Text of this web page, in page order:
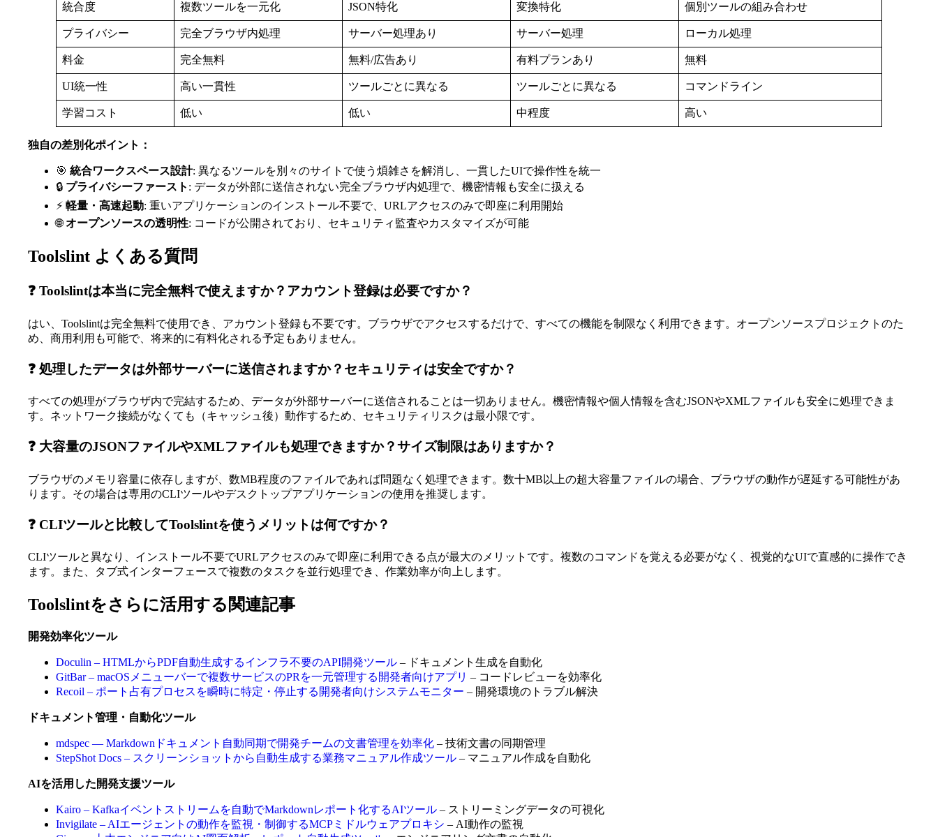
統合度 複数ツールを一元化 JSON特化 変換特化 個別ツールの組み合わせ
プライバシー 完全ブラウザ内処理 サーバー処理あり サーバー処理 ローカル処理
料金 完全無料 無料/広告あり 有料プランあり 無料
UI統一性 高い一貫性 ツールごとに異なる ツールごとに異なる コマンドライン
学習コスト 低い 低い 中程度 高い
独自の差別化ポイント：
🎯 統合ワークスペース設計: 異なるツールを別々のサイトで使う煩雑さを解消し、一貫したUIで操作性を統一
🔒 プライバシーファースト : データが外部に送信されない完全ブラウザ内処理で、機密情報も安全に扱える
⚡ 軽量・高速起動: 重いアプリケーションのインストール不要で、URLアクセスのみで即座に利用開始
🌐オープンソースの透明性: コードが公開されており、セキュリティ監査やカスタマイズが可能
Toolslint よくある質問
❓ Toolslintは本当に完全無料で使えますか？アカウント登録は必要ですか？
はい、Toolslintは完全無料で使用でき、アカウント登録も不要です。ブラウザでアクセスするだけで、すべての機能を制限なく利用できます。オープンソースプロジェクトのた
め、商用利用も可能で、将来的に有料化される予定もありません。
❓ 処理したデータは外部サーバーに送信されますか？セキュリティは安全ですか？
すべての処理がブラウザ内で完結するため、データが外部サーバーに送信されることは一切ありません。機密情報や個人情報を含むJSONやXMLファイルも安全に処理できま
す。ネットワーク接続がなくても（キャッシュ後）動作するため、セキュリティリスクは最小限です。
❓ 大容量のJSONファイルやXMLファイルも処理できますか？サイズ制限はありますか？
ブラウザのメモリ容量に依存しますが、数MB程度のファイルであれば問題なく処理できます。数十MB以上の超大容量ファイルの場合、ブラウザの動作が遅延する可能性があ
ります。その場合は専用のCLIツールやデスクトップアプリケーションの使用を推奨します。
❓ CLIツールと比較してToolslintを使うメリットは何ですか？
CLIツールと異なり、インストール不要でURLアクセスのみで即座に利用できる点が最大のメリットです。複数のコマンドを覚える必要がなく、視覚的なUIで直感的に操作でき
ます。また、タブ式インターフェースで複数のタスクを並行処理でき、作業効率が向上します。
Toolslintをさらに活用する関連記事
開発効率化ツール
Doculin – HTMLからPDF自動生成するインフラ不要のAPI開発ツール – ドキュメント生成を自動化
GitBar – macOSメニューバーで複数サービスのPRを一元管理する開発者向けアプリ – コードレビューを効率化
Recoil – ポート占有プロセスを瞬時に特定・停止する開発者向けシステムモニター – 開発環境のトラブル解決
ドキュメント管理・自動化ツール
mdspec — Markdownドキュメント自動同期で開発チームの文書管理を効率化 – 技術文書の同期管理
StepShot Docs – スクリーンショットから自動生成する業務マニュアル作成ツール – マニュアル作成を自動化
AIを活用した開発支援ツール
Kairo – Kafkaイベントストリームを自動でMarkdownレポート化するAIツール – ストリーミングデータの可視化
Invigilate – AIエージェントの動作を監視・制御するMCPミドルウェアプロキシ – AI動作の監視